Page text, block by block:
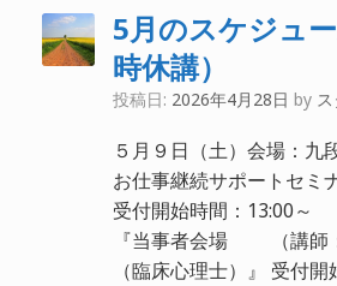
5月のスケジュ
時休講）
投稿日: 2026年4月28日 by
５月９日（土）会場：九
お仕事継続サポートセミ
受付開始時間：13:00
『当事者会場 （講師
（臨床心理士）』 受付